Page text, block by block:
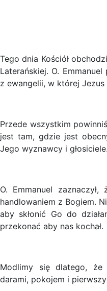
Tego dnia Kościół
Laterańskiej. O.
z ewangelii, w której
Przede wszystkim
jest tam, gdzie jest
Jego wyznawcy i głosiciele.
O. Emmanuel
handlowaniem z Bogiem.
aby skłonić Go do
przekonać aby nas kochał.
Modlimy się dlatego, że
darami, pokojem i pierwszy